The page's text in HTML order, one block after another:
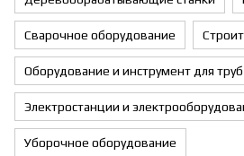
Сварочное оборудование
Оборудование и инструмент для труб
Электростанции и
Уборочное оборудование